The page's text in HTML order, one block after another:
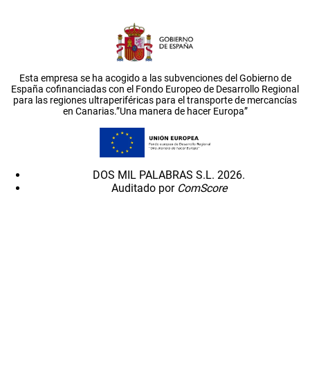
Esta empresa se ha acogido a las subvenciones del Gobierno de
España cofinanciadas con el Fondo Europeo de Desarrollo Regional
para las regiones ultraperiféricas para el transporte de mercancías
en Canarias.”Una manera de hacer Europa”
DOS MIL PALABRAS S.L. 2026.
Auditado por ComScore